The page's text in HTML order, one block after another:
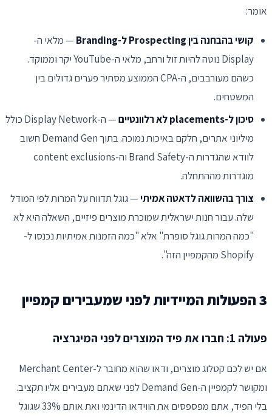
אומר:
קושי בהבחנה בין Prospecting ל-Branding
— מלאי ה-
Display נוטה להיות זול ורחב, מלאי ה-YouTube יקר וממוקד.
כשהם מעורבבים, ה-CPA הממוצע מסתיר פערים גדולים בין
המשטחים.
סיכון ל-placements לא רלוונטיים
— ה-Display Network כולל
מיליוני אתרים, חלקם באיכות נמוכה. בתוך Demand Gen חשוב
לוודא שהגדרות ה-Brand Safety וה-content exclusions
מוגדרות מההתחלה.
צורך בהשוואה לדאטה אמיתי— גוגל תדווח על המרות לפי המודל
שלה. עבור חנות ישראלית שמוכרת מוצרים פיזיים, השאלה היא לא
"כמה המרות גוגל סופרת" אלא "כמה הזמנות אמיתיות נכנסו ל-
Shopify מהקמפיין הזה".
3 הפעולות המיידיות לפני שמעבירים קמפיין
פעולה 1: חברו את פיד המוצרים לפני המיגרציה
אם יש לכם קטלוג מוצרים, ודאו שהוא מחובר ל-Merchant Center
ומקושר לקמפיין ה-Demand Gen לפני שאתם מעבירים אליו תקציב.
בלי הפיד, אתם מפספסים את הווידאו הדינמי ואת אותם 33% שגוגל